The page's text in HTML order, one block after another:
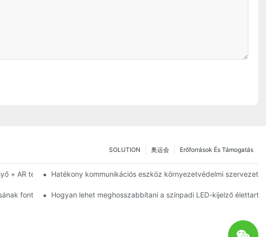
Erőforrások És Támogatás
奥运会
SOLUTION
+ AR technológia magával ragadó tesztvezetési élménye
Hatékony kommunikációs eszköz környezetvédelmi
fontossága és biztosítékai
Hogyan lehet meghosszabbítani a színpadi LED-kijelző